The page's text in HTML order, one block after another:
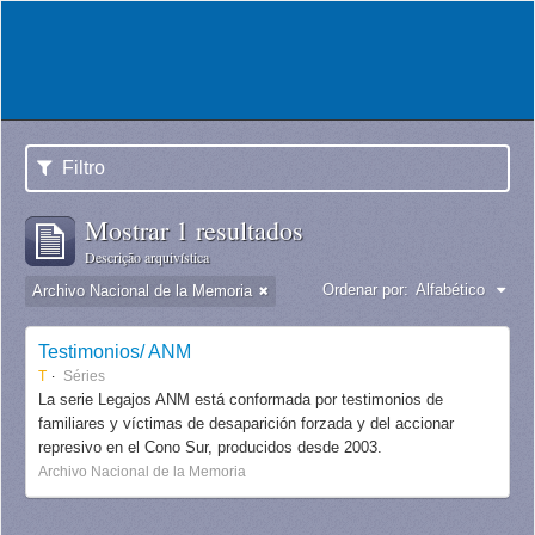
Filtro
Mostrar 1 resultados
Descrição arquivística
Archivo Nacional de la Memoria Ordenar por: Alfabético
Testimonios/ ANM
T Séries
La serie Legajos ANM está conformada por testimonios de
familiares y víctimas de desaparición forzada y del accionar
represivo en el Cono Sur, producidos desde 2003.
Archivo Nacional de la Memoria